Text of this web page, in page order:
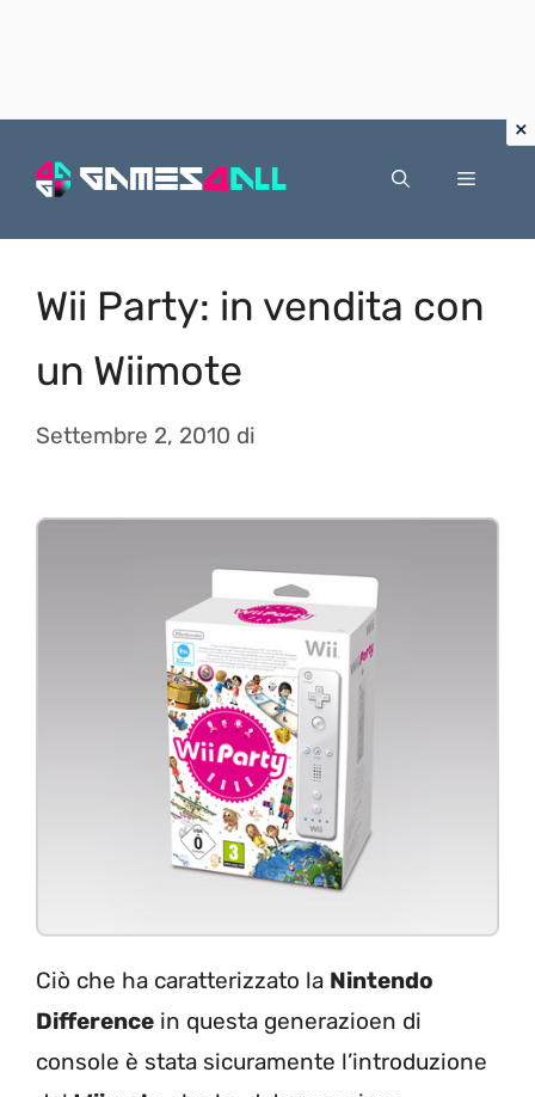
Menu
Wii Party: in vendita con
un Wiimote
Settembre 2, 2010 di
Ciò che ha caratterizzato la Nintendo
Difference in questa generazioen di
console è stata sicuramente l’introduzione